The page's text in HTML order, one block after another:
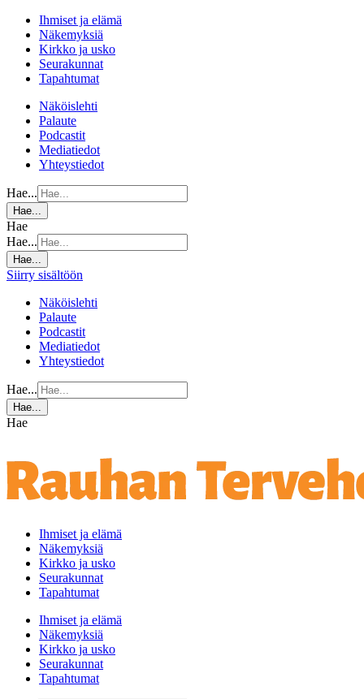
Ihmiset ja elämä
Näkemyksiä
Kirkko ja usko
Seurakunnat
Tapahtumat
Näköislehti
Palaute
Podcastit
Mediatiedot
Yhteystiedot
Hae...
Hae...
Hae
Hae...
Hae...
Siirry sisältöön
Näköislehti
Palaute
Podcastit
Mediatiedot
Yhteystiedot
Hae...
Hae...
Hae
Ihmiset ja elämä
Näkemyksiä
Kirkko ja usko
Seurakunnat
Tapahtumat
Ihmiset ja elämä
Näkemyksiä
Kirkko ja usko
Seurakunnat
Tapahtumat